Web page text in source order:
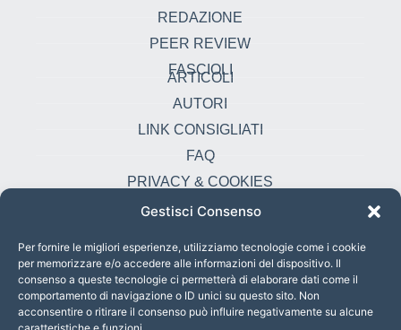
Gestisci Consenso
Per fornire le migliori esperienze, utilizziamo tecnologie come i cookie
per memorizzare e/o accedere alle informazioni del dispositivo. Il
consenso a queste tecnologie ci permetterà di elaborare dati come il
comportamento di navigazione o ID unici su questo sito. Non
acconsentire o ritirare il consenso può influire negativamente su alcune
REDAZIONE
PEER REVIEW
FASCIOLI
ARTICOLI
AUTORI
LINK CONSIGLIATI
FAQ
PRIVACY & COOKIES
oikonomia@pust.it
+39 06 67 02 338
Largo Angelicum 1, 00184 Roma, Italia